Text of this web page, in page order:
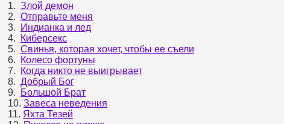
1. Злой демон
2. Отправьте меня
3.
Индианка и лед
4.
Киберсекс
5. Свинья, которая хочет, чтобы ее съели
6.
Колесо фортуны
7.
Когда никто не выигрывает
8. Добрый Бог
9.
Большой Брат
10. Завеса неведения
11. Яхта Тезей